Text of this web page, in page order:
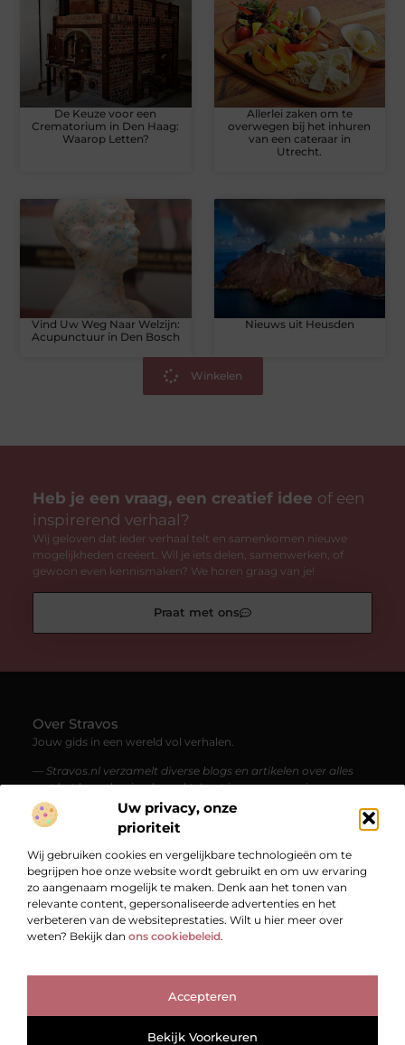
Uw privacy, onze
prioriteit
Wij gebruiken cookies en vergelijkbare technologieën om te
begrijpen hoe onze website wordt gebruikt en om uw ervaring
zo aangenaam mogelijk te maken. Denk aan het tonen van
relevante content, gepersonaliseerde advertenties en het
verbeteren van de websiteprestaties. Wilt u hier meer over
weten? Bekijk dan ons cookiebeleid.
Accepteren
Bekijk Voorkeuren
De Keuze voor een
Crematorium in Den Haag:
Waarop Letten?
Allerlei zaken om te
overwegen bij het inhuren
van een cateraar in
Utrecht.
Vind Uw Weg Naar Welzijn:
Acupunctuur in Den Bosch
Nieuws uit Heusden
Winkelen
Heb je een vraag, een creatief idee of een
inspirerend verhaal?
Wij geloven dat ieder verhaal telt en samenkomen nieuwe
mogelijkheden creëert. Wil je iets delen, samenwerken, of
gewoon even kennismaken? We horen graag van je!
Praat met ons
Over Stravos
Jouw gids in een wereld vol verhalen.
— Stravos.nl verzamelt diverse blogs en artikelen over alles
wat het leven boeiend maakt. Laat je meenemen in een
stroom van kennis, inspiratie en verrassende perspectieven.
Bericht categorie
Onze informatie
www.stravos.nl.All Right Reserved.